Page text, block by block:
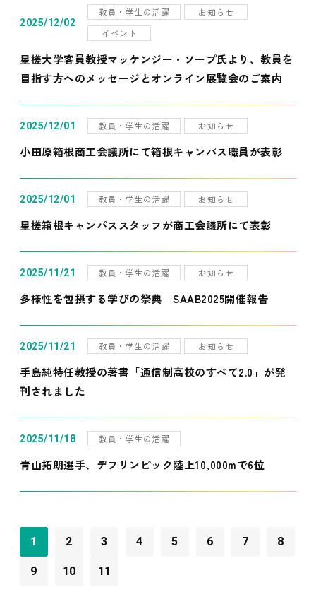
2025/12/02
教員・学生の活躍
お知らせ
イベント
星槎大学客員教授マッケンジー・ソープ氏より、教員を
目指す方へのメッセージとオンライン展覧会のご案内
2025/12/01 教員・学生の活躍 お知らせ
小田原箱根商工会議所にて箱根キャンパス職員が表彰
2025/12/01 教員・学生の活躍 お知らせ
星槎箱根キャンパススタッフが商工会議所にて表彰
2025/11/21 教員・学生の活躍 お知らせ
多様性を包摂する学びの祭典 SAAB2025開催報告
2025/11/21 教員・学生の活躍 お知らせ
手島純特任教授の著書「通信制高校のすべて2.0」が発
刊されました
2025/11/18 教員・学生の活躍
青山拓朗選手、デフリンピック陸上10,000mで6位
1 2 3 4 5 6 7 8
9 10 11